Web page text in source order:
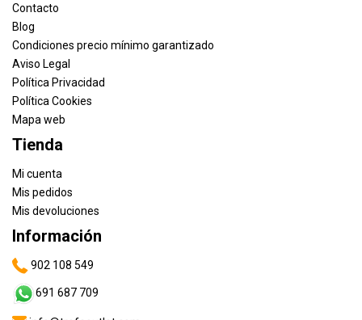
Contacto
Blog
Condiciones precio mínimo garantizado
Aviso Legal
Política Privacidad
Política Cookies
Mapa web
Tienda
Mi cuenta
Mis pedidos
Mis devoluciones
Información
902 108 549
691 687 709